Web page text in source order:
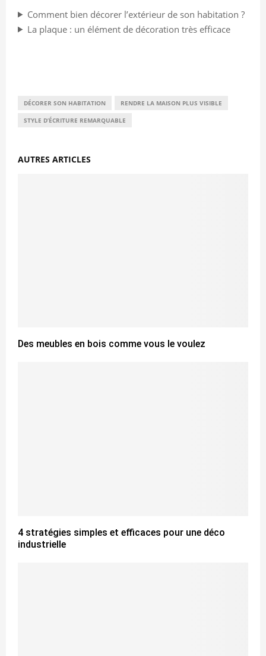
Comment bien décorer l’extérieur de son habitation ?
La plaque : un élément de décoration très efficace
DÉCORER SON HABITATION RENDRE LA MAISON PLUS VISIBLE
STYLE D’ÉCRITURE REMARQUABLE
AUTRES ARTICLES
Des meubles en bois comme vous le voulez
4 stratégies simples et efficaces pour une déco
industrielle